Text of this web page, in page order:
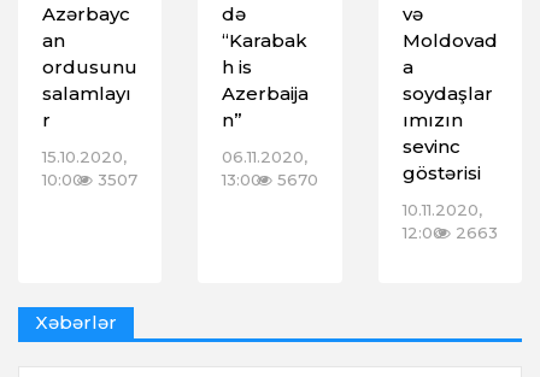
Azərbayc
an
ordusunu
salamlayı
r
15.10.2020,
10:00
3507
də
“Karabak
h is
Azerbaija
n”
06.11.2020,
13:00 5670
və
Moldovad
a
soydaşlar
ımızın
sevinc
göstərisi
10.11.2020,
12:00 2663
Xəbərlər